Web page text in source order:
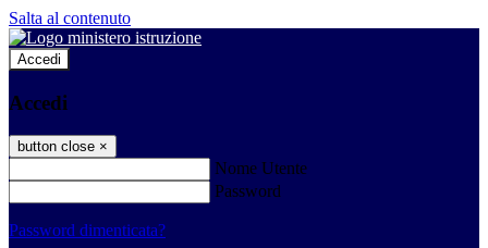
Salta al contenuto
Accedi
Accedi
button close ×
Nome Utente
Password
Password dimenticata?